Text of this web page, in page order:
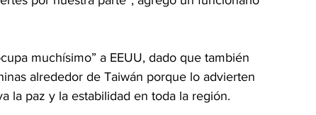
muchísimo” a EEUU, dado que también
alrededor de Taiwán porque lo advierten
la paz y la estabilidad en toda la región.